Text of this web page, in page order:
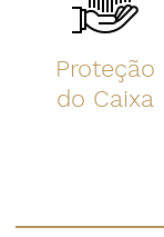
Proteção
do Caixa